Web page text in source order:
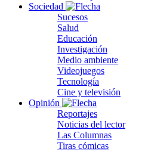
Sociedad
Sucesos
Salud
Educación
Investigación
Medio ambiente
Videojuegos
Tecnología
Cine y televisión
Opinión
Reportajes
Noticias del lector
Las Columnas
Tiras cómicas